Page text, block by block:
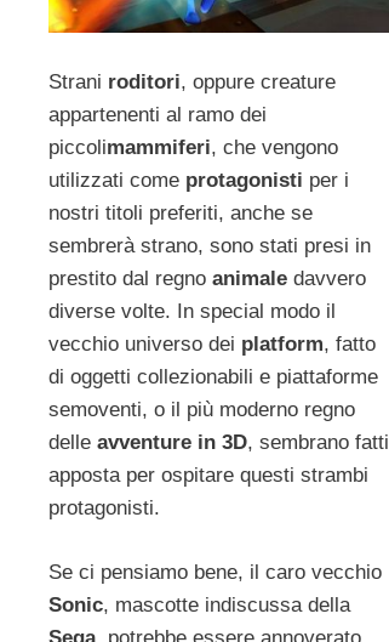
Strani roditori, oppure creature
appartenenti al ramo dei
piccolimammiferi, che vengono
utilizzati come protagonisti per i
nostri titoli preferiti, anche se
sembrerà strano, sono stati presi in
prestito dal regno animale davvero
diverse volte. In special modo il
vecchio universo dei platform, fatto
di oggetti collezionabili e piattaforme
semoventi, o il più moderno regno
delle avventure in 3D, sembrano fatti
apposta per ospitare questi strambi
protagonisti.
Se ci pensiamo bene, il caro vecchio
Sonic, mascotte indiscussa della